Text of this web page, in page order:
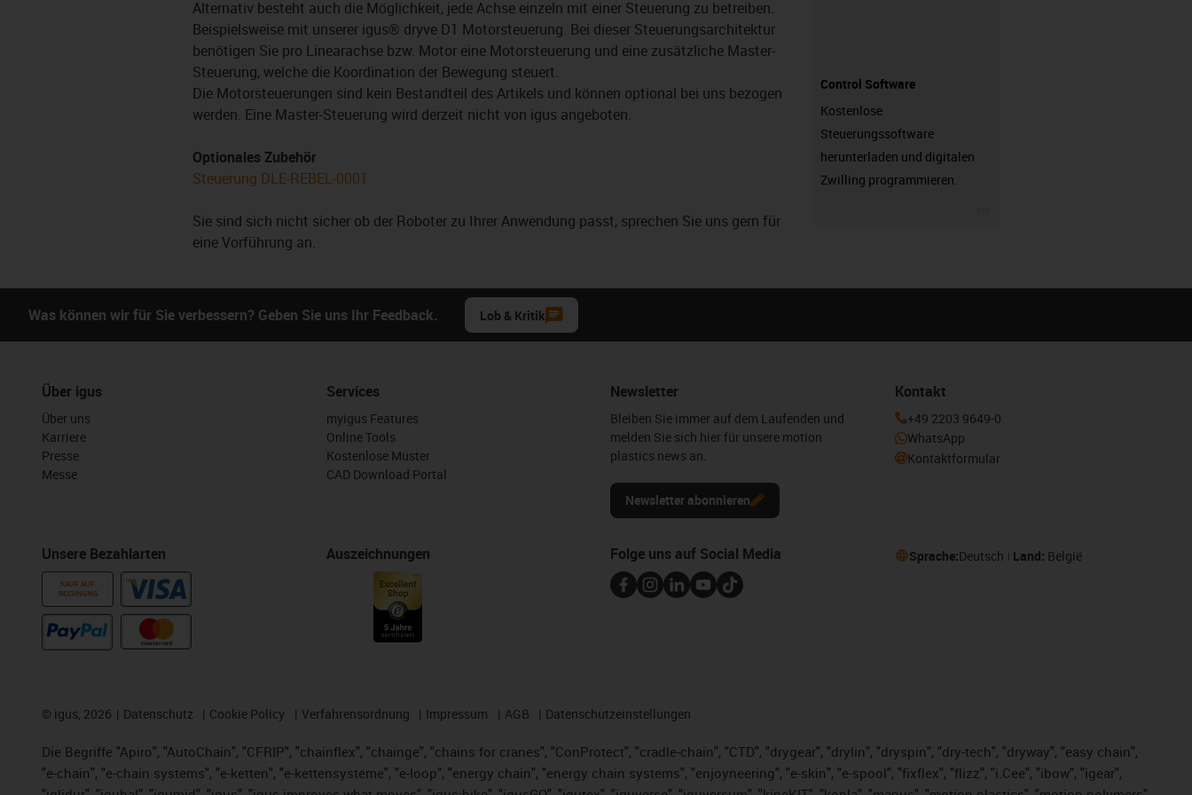
Alternativ besteht auch die Möglichkeit, jede Achse einzeln mit einer Steuerung zu betreiben.
Beispielsweise mit unserer igus® dryve D1 Motorsteuerung. Bei dieser Steuerungsarchitektur
benötigen Sie pro Linearachse bzw. Motor eine Motorsteuerung und eine zusätzliche Master-
Steuerung, welche die Koordination der Bewegung steuert.
Die Motorsteuerungen sind kein Bestandteil des Artikels und können optional bei uns bezogen
werden. Eine Master-Steuerung wird derzeit nicht von igus angeboten.
Optionales Zubehör
Steuerung DLE-REBEL-0001
Sie sind sich nicht sicher ob der Roboter zu Ihrer Anwendung passt, sprechen Sie uns gern für
eine Vorführung an.
Control Software
Kostenlose
Steuerungssoftware
herunterladen und digitalen
Zwilling programmieren.
Was können wir für Sie verbessern? Geben Sie uns Ihr Feedback. Lob & Kritik
Über igus
Über uns
Karriere
Presse
Messe
Unsere Bezahlarten
KAUF AUF
RECHNUNG
Services
myigus Features
Online Tools
Kostenlose Muster
CAD Download Portal
Auszeichnungen
Newsletter
Bleiben Sie immer auf dem Laufenden und
melden Sie sich hier für unsere motion
plastics news an.
Newsletter abonnieren
Kontakt
+49 2203 9649-0
WhatsApp
Kontaktformular
Folge uns auf Social Media Sprache:Deutsch Land: België
© igus, 2026 Datenschutz Cookie Policy Verfahrensordnung Impressum AGB Datenschutzeinstellungen
Die Begriffe "Apiro", "AutoChain", "CFRIP", "chainflex", "chainge", "chains for cranes", "ConProtect", "cradle-chain", "CTD", "drygear", "drylin", "dryspin", "dry-tech", "dryway", "easy chain",
"e-chain", "e-chain systems", "e-ketten", "e-kettensysteme", "e-loop", "energy chain", "energy chain systems", "enjoyneering", "e-skin", "e-spool", "fixflex", "flizz", "i.Cee", "ibow", "igear",